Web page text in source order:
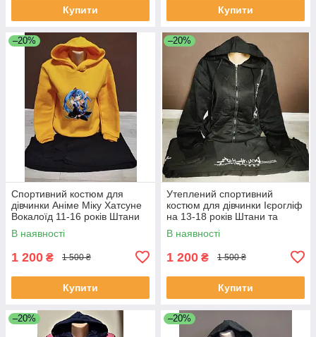
Купити Купити
–20%
Спортивний костюм для
дівчинки Аніме Міку Хатсуне
Вокалоїд 11-16 років Штани
та худі для дівчинки підлітка
В наявності
1 200 ₴ 1 500 ₴
Купити
–20%
Утеплений спортивний
костюм для дівчинки Ієрогліф
на 13-18 років Штани та
кофта для дівчинки підлітка
чорний
В наявності
1 200 ₴ 1 500 ₴
Купити
–20% –20%